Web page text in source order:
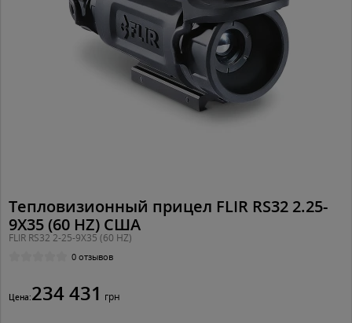
Тепловизионный прицел FLIR RS32 2.25-
9X35 (60 HZ) США
FLIR RS32 2-25-9X35 (60 HZ)
0 отзывов
Цена:234 431 грн